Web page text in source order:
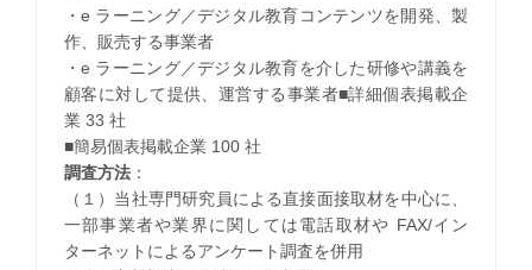
・e ラーニング／デジタル教育コンテンツを開発、製
作、販売する事業者
・e ラーニング／デジタル教育を介した研修や講義を
顧客に対して提供、運営する事業者■詳細個表掲載企
業 33 社
■簡易個表掲載企業 100 社
調査方法：
（１）当社専門研究員による直接面接取材を中心に、
一部事業者や業界に関しては電話取材や FAX/イン
ターネットによるアンケート調査を併用